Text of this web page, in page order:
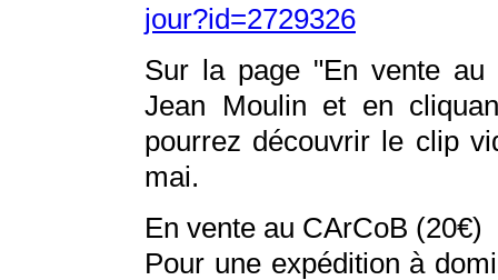
jour?id=2729326
Sur la page "En vente
Jean Moulin et en
pourrez découvrir le clip
mai.
En vente au CArCoB (20€)
Pour une expédition à